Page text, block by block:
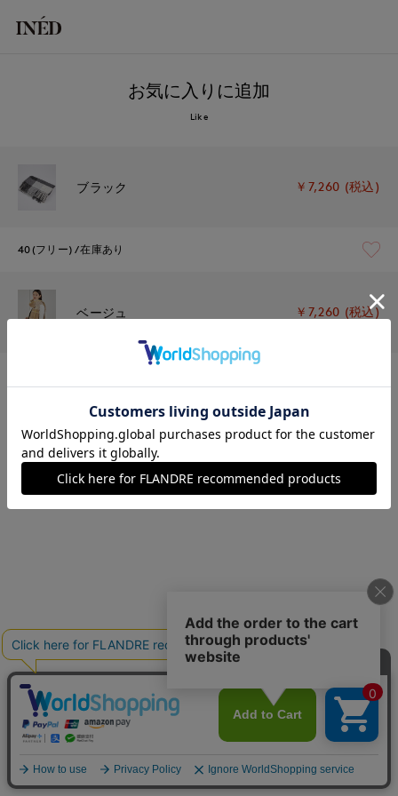
お気に入りに追加
Like
ブラック ￥7,260 (税込)
40(フリー) 在庫あり
ベージュ ￥7,260 (税込)